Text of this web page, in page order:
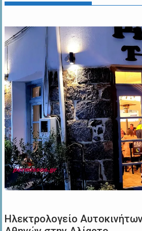
Ηλεκτρολογείο